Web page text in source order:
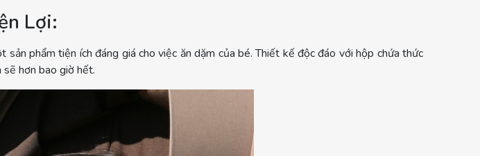
Lợi:
phẩm tiện ích đáng giá cho việc ăn dặm của bé. Thiết kế độc đáo với hộp chứa thức
sẽ hơn bao giờ hết.